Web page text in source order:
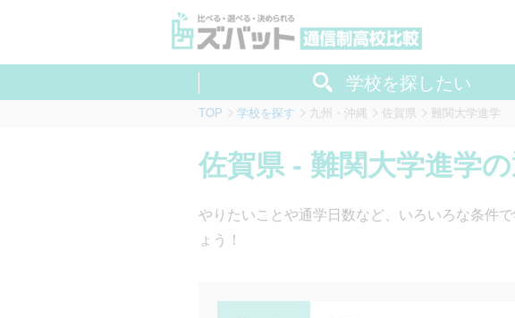
学校を探したい
TOP 学校を探す 九州・沖縄 佐賀県 難関大学進学
佐賀県 - 難関大学進学
やりたいことや通学日数など、いろいろな条件
ょう！